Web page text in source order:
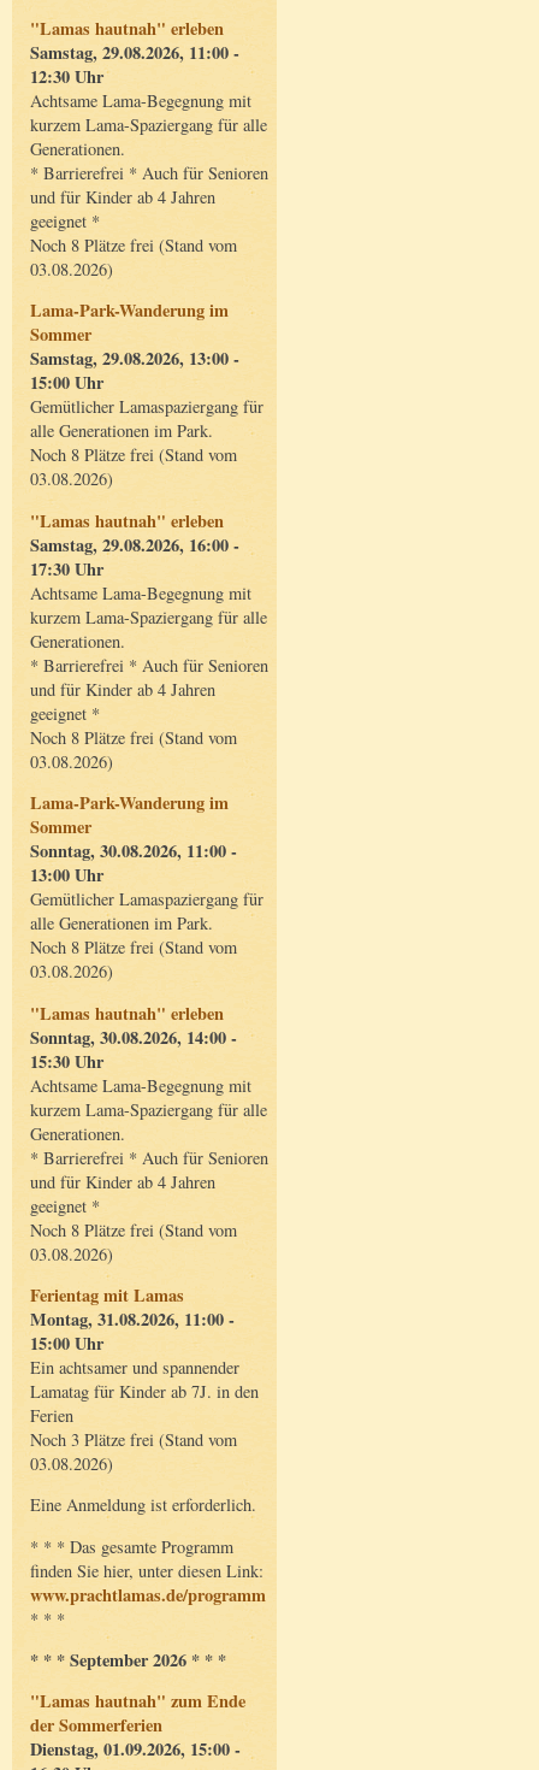
"Lamas hautnah" erleben
Samstag, 29.08.2026, 11:00 -
12:30 Uhr
Achtsame Lama-Begegnung mit
kurzem Lama-Spaziergang für alle
Generationen.
* Barrierefrei * Auch für Senioren
und für Kinder ab 4 Jahren
geeignet *
Noch 8 Plätze frei (Stand vom
03.08.2026)
Lama-Park-Wanderung im
Sommer
Samstag, 29.08.2026, 13:00 -
15:00 Uhr
Gemütlicher Lamaspaziergang für
alle Generationen im Park.
Noch 8 Plätze frei (Stand vom
03.08.2026)
"Lamas hautnah" erleben
Samstag, 29.08.2026, 16:00 -
17:30 Uhr
Achtsame Lama-Begegnung mit
kurzem Lama-Spaziergang für alle
Generationen.
* Barrierefrei * Auch für Senioren
und für Kinder ab 4 Jahren
geeignet *
Noch 8 Plätze frei (Stand vom
03.08.2026)
Lama-Park-Wanderung im
Sommer
Sonntag, 30.08.2026, 11:00 -
13:00 Uhr
Gemütlicher Lamaspaziergang für
alle Generationen im Park.
Noch 8 Plätze frei (Stand vom
03.08.2026)
"Lamas hautnah" erleben
Sonntag, 30.08.2026, 14:00 -
15:30 Uhr
Achtsame Lama-Begegnung mit
kurzem Lama-Spaziergang für alle
Generationen.
* Barrierefrei * Auch für Senioren
und für Kinder ab 4 Jahren
geeignet *
Noch 8 Plätze frei (Stand vom
03.08.2026)
Ferientag mit Lamas
Montag, 31.08.2026, 11:00 -
15:00 Uhr
Ein achtsamer und spannender
Lamatag für Kinder ab 7J. in den
Ferien
Noch 3 Plätze frei (Stand vom
03.08.2026)
Eine Anmeldung ist erforderlich.
* * * Das gesamte Programm
finden Sie hier, unter diesen Link:
www.prachtlamas.de/programm
* * *
* * * September 2026 * * *
"Lamas hautnah" zum Ende
der Sommerferien
Dienstag, 01.09.2026, 15:00 -